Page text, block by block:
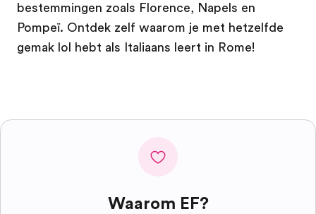
bestemmingen zoals Florence, Napels en
Pompeï. Ontdek zelf waarom je met hetzelfde
gemak lol hebt als Italiaans leert in Rome!
Waarom EF?